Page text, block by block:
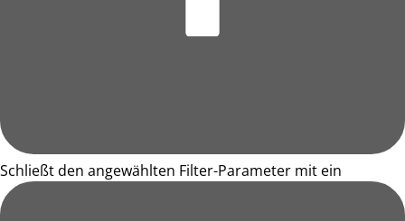
Schließt den angewählten Filter-Parameter mit ein